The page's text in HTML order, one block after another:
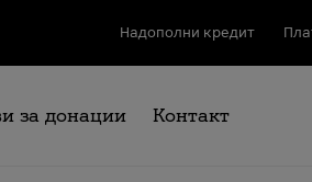
Надополни кредит
за донации Контакт